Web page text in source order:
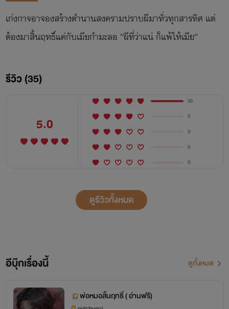
เก่งกาจอาจองสร้างตำนานสงครามปราบผีมาทั่วทุกสารทิศ แต่
ต้องมาสิ้นฤทธิ์แค่กับเมียกำมะลอ “ผีที่ว่าแน่ ก็แพ้ให้เมีย”
รีวิว (35)
5.0
35
0
0
0
0
ดูรีวิวทั้งหมด
อีบุ๊กเรื่องนี้ ดูทั้งหมด
พ่อหมอสิ้นฤทธิ์ ( อ่านฟรี)